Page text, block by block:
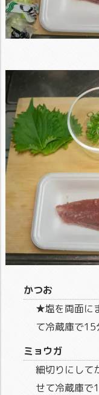
かつお
★塩を両面に
て冷蔵庫で15
ミョウガ
細切りにし
せて冷蔵庫で